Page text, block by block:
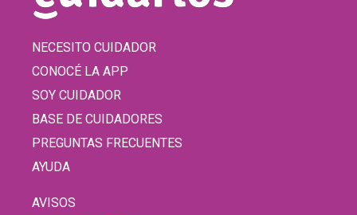
NECESITO CUIDADOR
CONOCÉ LA APP
SOY CUIDADOR
BASE DE CUIDADORES
PREGUNTAS FRECUENTES
AYUDA
AVISOS